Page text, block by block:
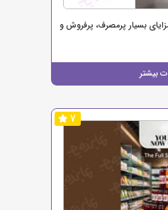
بسیار پرمصرف، پرفروش و
بیشتر
7